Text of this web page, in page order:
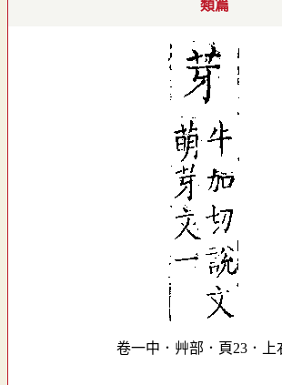
類篇
卷一中．艸部．頁23．上